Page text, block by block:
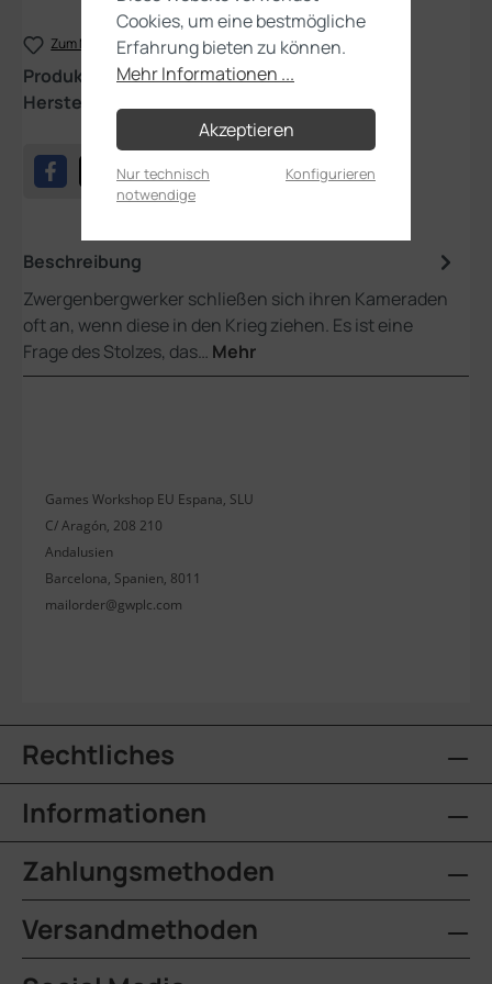
Zum Merkzettel hinzufügen
Produktnummer:10-12
Hersteller:
Beschreibung
Zwergenbergwerker schließen sich ihren Kameraden
oft an, wenn diese in den Krieg ziehen. Es ist eine
Frage des Stolzes, das… Mehr
Games Workshop EU Espana, SLU
C/ Aragón, 208 210
Andalusien
Barcelona, Spanien, 8011
mailorder@gwplc.com
Rechtliches
Informationen
Zahlungsmethoden
Versandmethoden
Cookies, um eine bestmögliche
Erfahrung bieten zu können.
Mehr Informationen ...
Akzeptieren
Nur technisch
notwendige
Konfigurieren